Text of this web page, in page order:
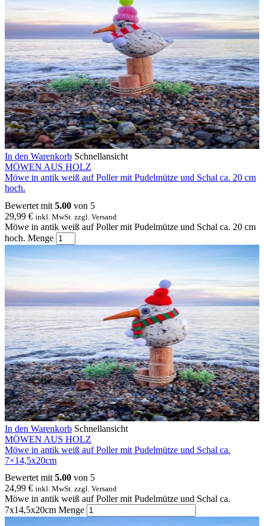
In den Warenkorb Schnellansicht
MÖWEN AUS HOLZ
Möwe in antik weiß auf Poller mit Pudelmütze und Schal ca. 20 cm
hoch.
Bewertet mit 5.00 von 5
29,99 € inkl. MwSt. zzgl. Versand
Möwe in antik weiß auf Poller mit Pudelmütze und Schal ca. 20 cm
hoch. Menge
In den Warenkorb Schnellansicht
MÖWEN AUS HOLZ
Möwe in antik weiß auf Poller mit Pudelmütze und Schal ca.
7×14,5x20cm
Bewertet mit 5.00 von 5
24,99 € inkl. MwSt. zzgl. Versand
Möwe in antik weiß auf Poller mit Pudelmütze und Schal ca.
7x14,5x20cm Menge